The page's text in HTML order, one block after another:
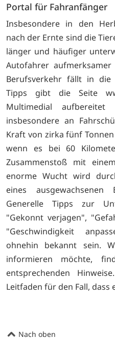
Portal für Fahranfänger
Insbesondere in den
nach der Ernte sind die
länger und häufiger
Autofahrer
Berufsverkehr fällt in die
Tipps gibt die Seite
Multimedial
insbesondere an
Kraft von zirka fünf
wenn es bei 60
Zusammenstoß mit
enorme Wucht wird
eines ausgewachsenen
Generelle Tipps zur
"Gekonnt verjagen",
"Geschwindigkeit
ohnehin bekannt sein.
informieren möchte,
entsprechenden
Leitfaden für den Fall, dass
Nach oben